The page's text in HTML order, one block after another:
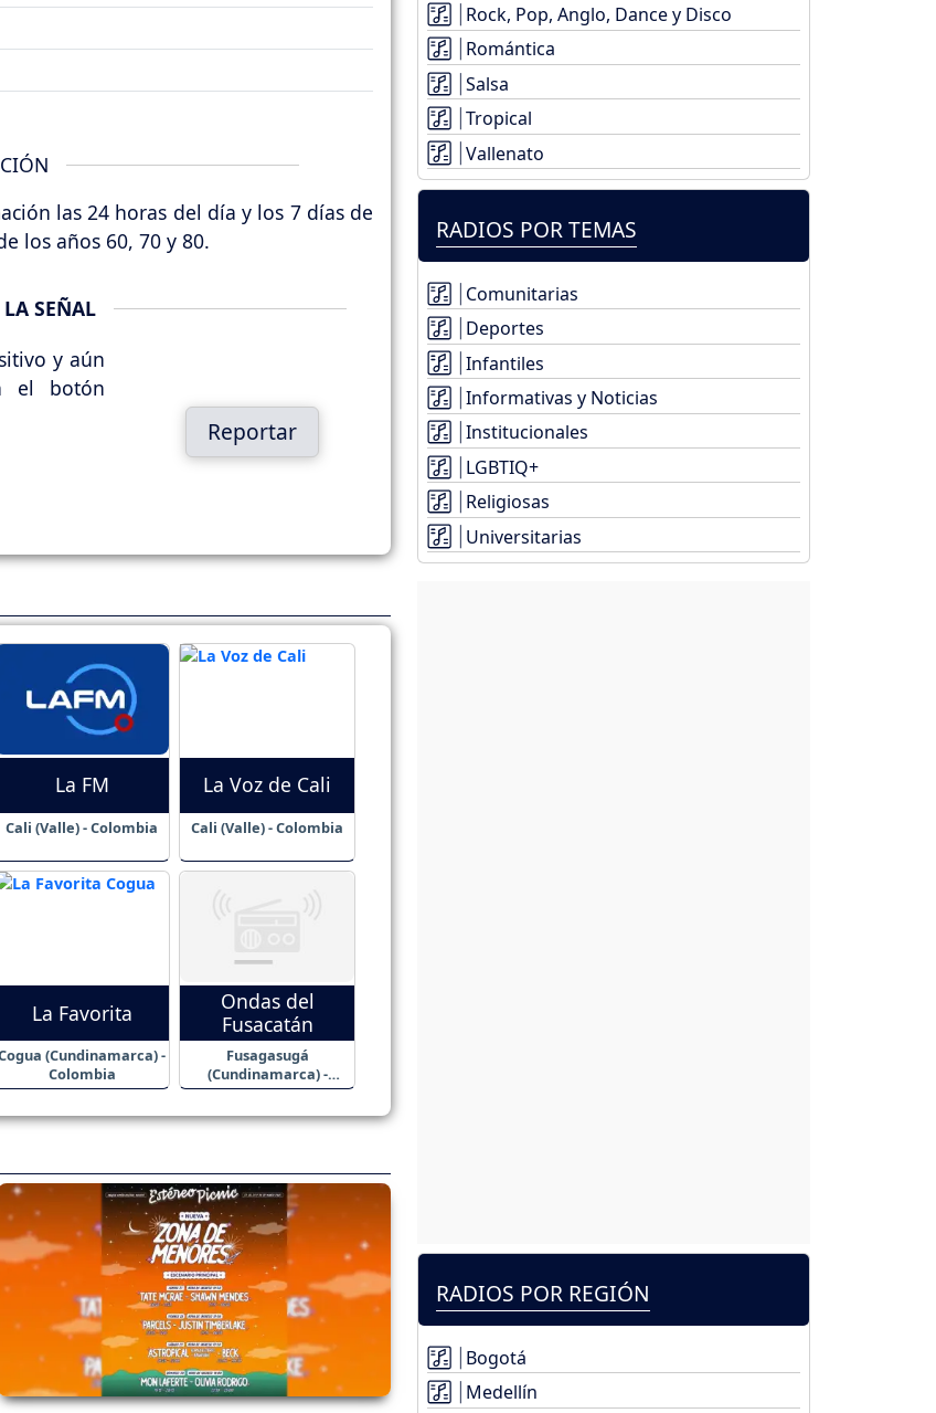
las 24 horas del día y los 7 días de
los años 60, 70 y 80.
SEÑAL
y aún
el botón
Reportar
La FM
Cali (Valle) - Colombia
La Voz de Cali
Cali (Valle) - Colombia
La Favorita
(Cundinamarca) -
Colombia
Ondas del
Fusacatán
Fusagasugá
(Cundinamarca) -
Colombia
Rock, Pop, Anglo, Dance y Disco
Romántica
Salsa
Tropical
Vallenato
RADIOS POR TEMAS
Comunitarias
Deportes
Infantiles
Informativas y Noticias
Institucionales
LGBTIQ+
Religiosas
Universitarias
RADIOS POR REGIÓN
Bogotá
Medellín